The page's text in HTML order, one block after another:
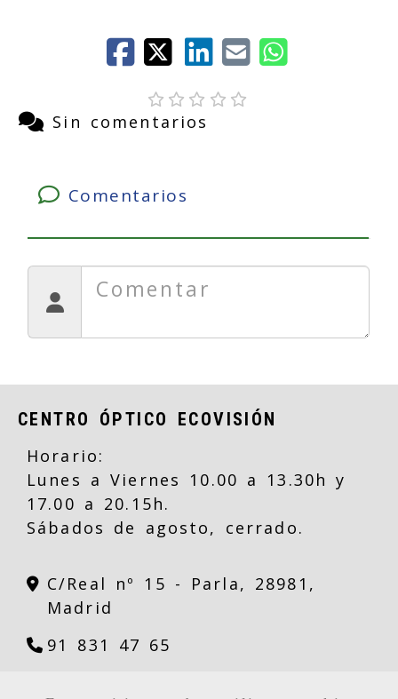
Sin comentarios
Comentarios
CENTRO ÓPTICO ECOVISIÓN
Horario:
Lunes a Viernes 10.00 a 13.30h y
17.00 a 20.15h.
Sábados de agosto, cerrado.
C/Real nº 15 - Parla, 28981,
Madrid
91 831 47 65